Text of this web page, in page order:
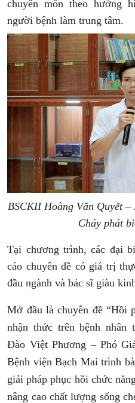
chuyên môn theo hướng
người bệnh làm trung tâm.
BSCKII Hoàng Văn Quyết
Cháy phát
Tại chương trình, các đại
cáo chuyên đề có giá trị
đầu ngành và bác sĩ giàu
Mở đầu là chuyên đề “Hồi
nhận thức trên bệnh nhân
Đào Việt Phương – Phó
Bệnh viện Bạch Maitrình
giải pháp phục hồi chức
nâng cao chất lượng sống